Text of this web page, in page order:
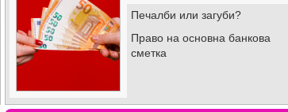
Печалби или загуби?
Право на основна банкова
сметка